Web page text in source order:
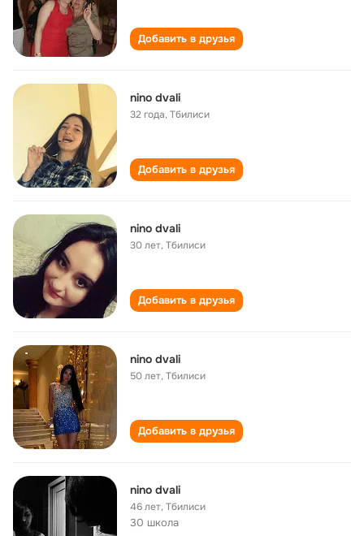
Добавить в друзья
nino dvali
32 года,Тбилиси
Добавить в друзья
nino dvali
30 лет,Тбилиси
Добавить в друзья
nino dvali
50 лет,Тбилиси
Добавить в друзья
nino dvali
46 лет,Тбилиси
30 школа